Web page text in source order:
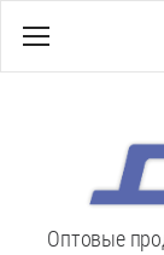
Оптовые